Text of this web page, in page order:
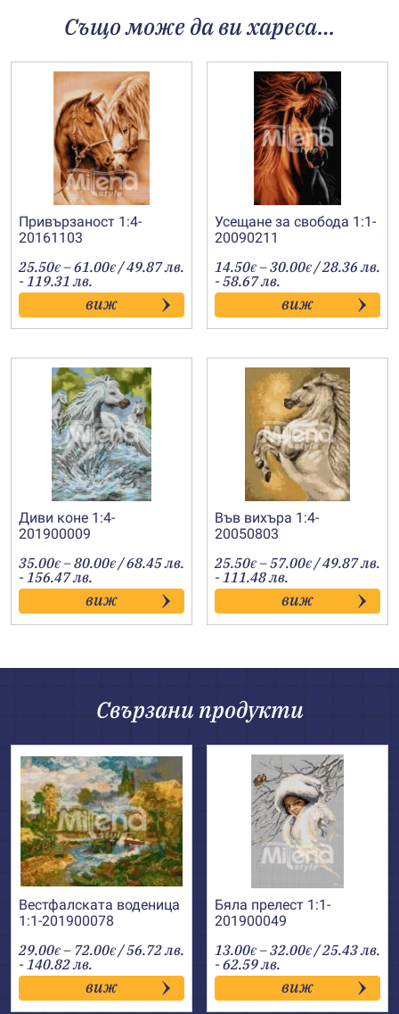
Също може да ви хареса…
Привързаност 1:4-
20161103
25.50€ –61.00€Price
range:
25.50€
through
61.00€
/ 49.87 лв.
- 119.31 лв.
виж
Усещане за свобода 1:1-
20090211
14.50€ –30.00€Price
range:
14.50€
through
30.00€
/ 28.36 лв.
- 58.67 лв.
виж
Диви коне 1:4-
201900009
35.00€ –80.00€Price
range:
35.00€
through
80.00€
/ 68.45 лв.
- 156.47 лв.
виж
Във вихъра 1:4-
20050803
25.50€ –57.00€Price
range:
25.50€
through
57.00€
/ 49.87 лв.
- 111.48 лв.
виж
Свързани продукти
Вестфалската воденица
1:1-201900078
29.00€ – 72.00€Price
range:
29.00€
through
72.00€
/ 56.72 лв.
- 140.82 лв.
виж
Бяла прелест 1:1-
201900049
13.00€ –32.00€Price
range:
13.00€
through
32.00€
/ 25.43 лв.
- 62.59 лв.
виж